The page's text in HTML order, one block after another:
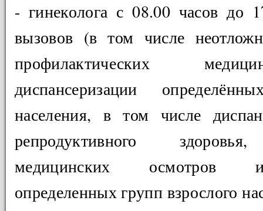
- гинеколога с 08.00 часов до
вызовов (в том числе
профилактических
диспансеризации
населения, в том числе
репродуктивного
медицинских осмотров и
определенных групп взрослого